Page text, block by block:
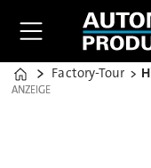
Home
Factory-Tour
ANZEIGE
ANZEIGE